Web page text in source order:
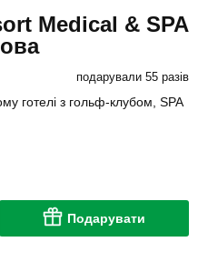
Medical & SPA
подарували 55 разів
готелі з гольф-клубом, SPA
Подарувати